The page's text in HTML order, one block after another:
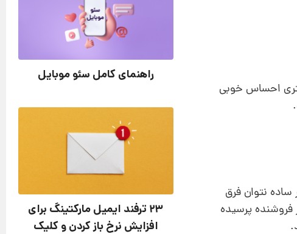
احساس خوبی
ساده نتوان فرق
فروشنده پرسیده
راهنمای کامل سئو موبایل
23 ترفند ایمیل مارکتینگ برای
افزایش نرخ باز کردن و کلیک